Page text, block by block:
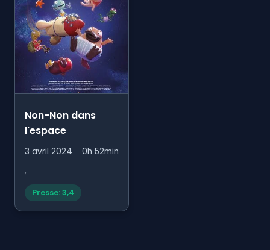
Non-Non dans
l'espace
3 avril 2024 0h 52min
,
Presse: 3,4